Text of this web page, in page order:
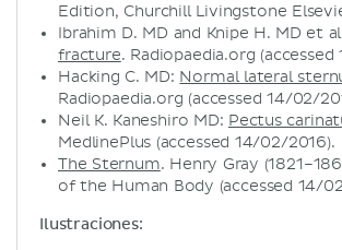
Edition, Churchill Livingstone
Ibrahim D. MD and Knipe H. MD et
fracture. Radiopaedia.org
Hacking C. MD: Normal lateral
Radiopaedia.org (accessed 14/02/
Neil K. Kaneshiro MD: Pectus
MedlinePlus (accessed 14/02/2016).
The Sternum. Henry Gray
of the Human Body (accessed 14/
Ilustraciones: